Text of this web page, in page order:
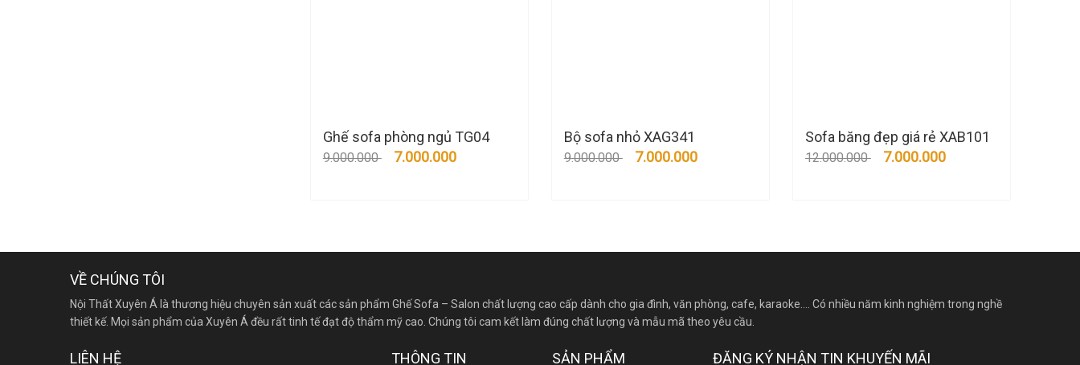
Ghế sofa phòng ngủ TG04
9.000.000 7.000.000
Bộ sofa nhỏ XAG341
9.000.000 7.000.000
Sofa băng đẹp giá rẻ XAB101
12.000.000 7.000.000
VỀ CHÚNG TÔI
Nội Thất Xuyên Á là thương hiệu chuyên sản xuất các sản phẩm Ghế Sofa – Salon chất lượng cao cấp dành cho gia đình, văn phòng, cafe, karaoke…. Có nhiều năm kinh nghiệm trong nghề
thiết kế. Mọi sản phẩm của Xuyên Á đều rất tinh tế đạt độ thẩm mỹ cao. Chúng tôi cam kết làm đúng chất lượng và mẫu mã theo yêu cầu.
LIÊN HỆ THÔNG TIN SẢN PHẨM ĐĂNG KÝ NHẬN TIN KHUYẾN MÃI